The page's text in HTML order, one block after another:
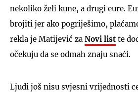
nekoliko želi kune, a drugi eure.
brojiti jer ako pogriješimo,
rekla je Matijević za Novi list te
očekuju da se odmah znaju snaći.
Ljudi još nisu svjesni vrijednosti